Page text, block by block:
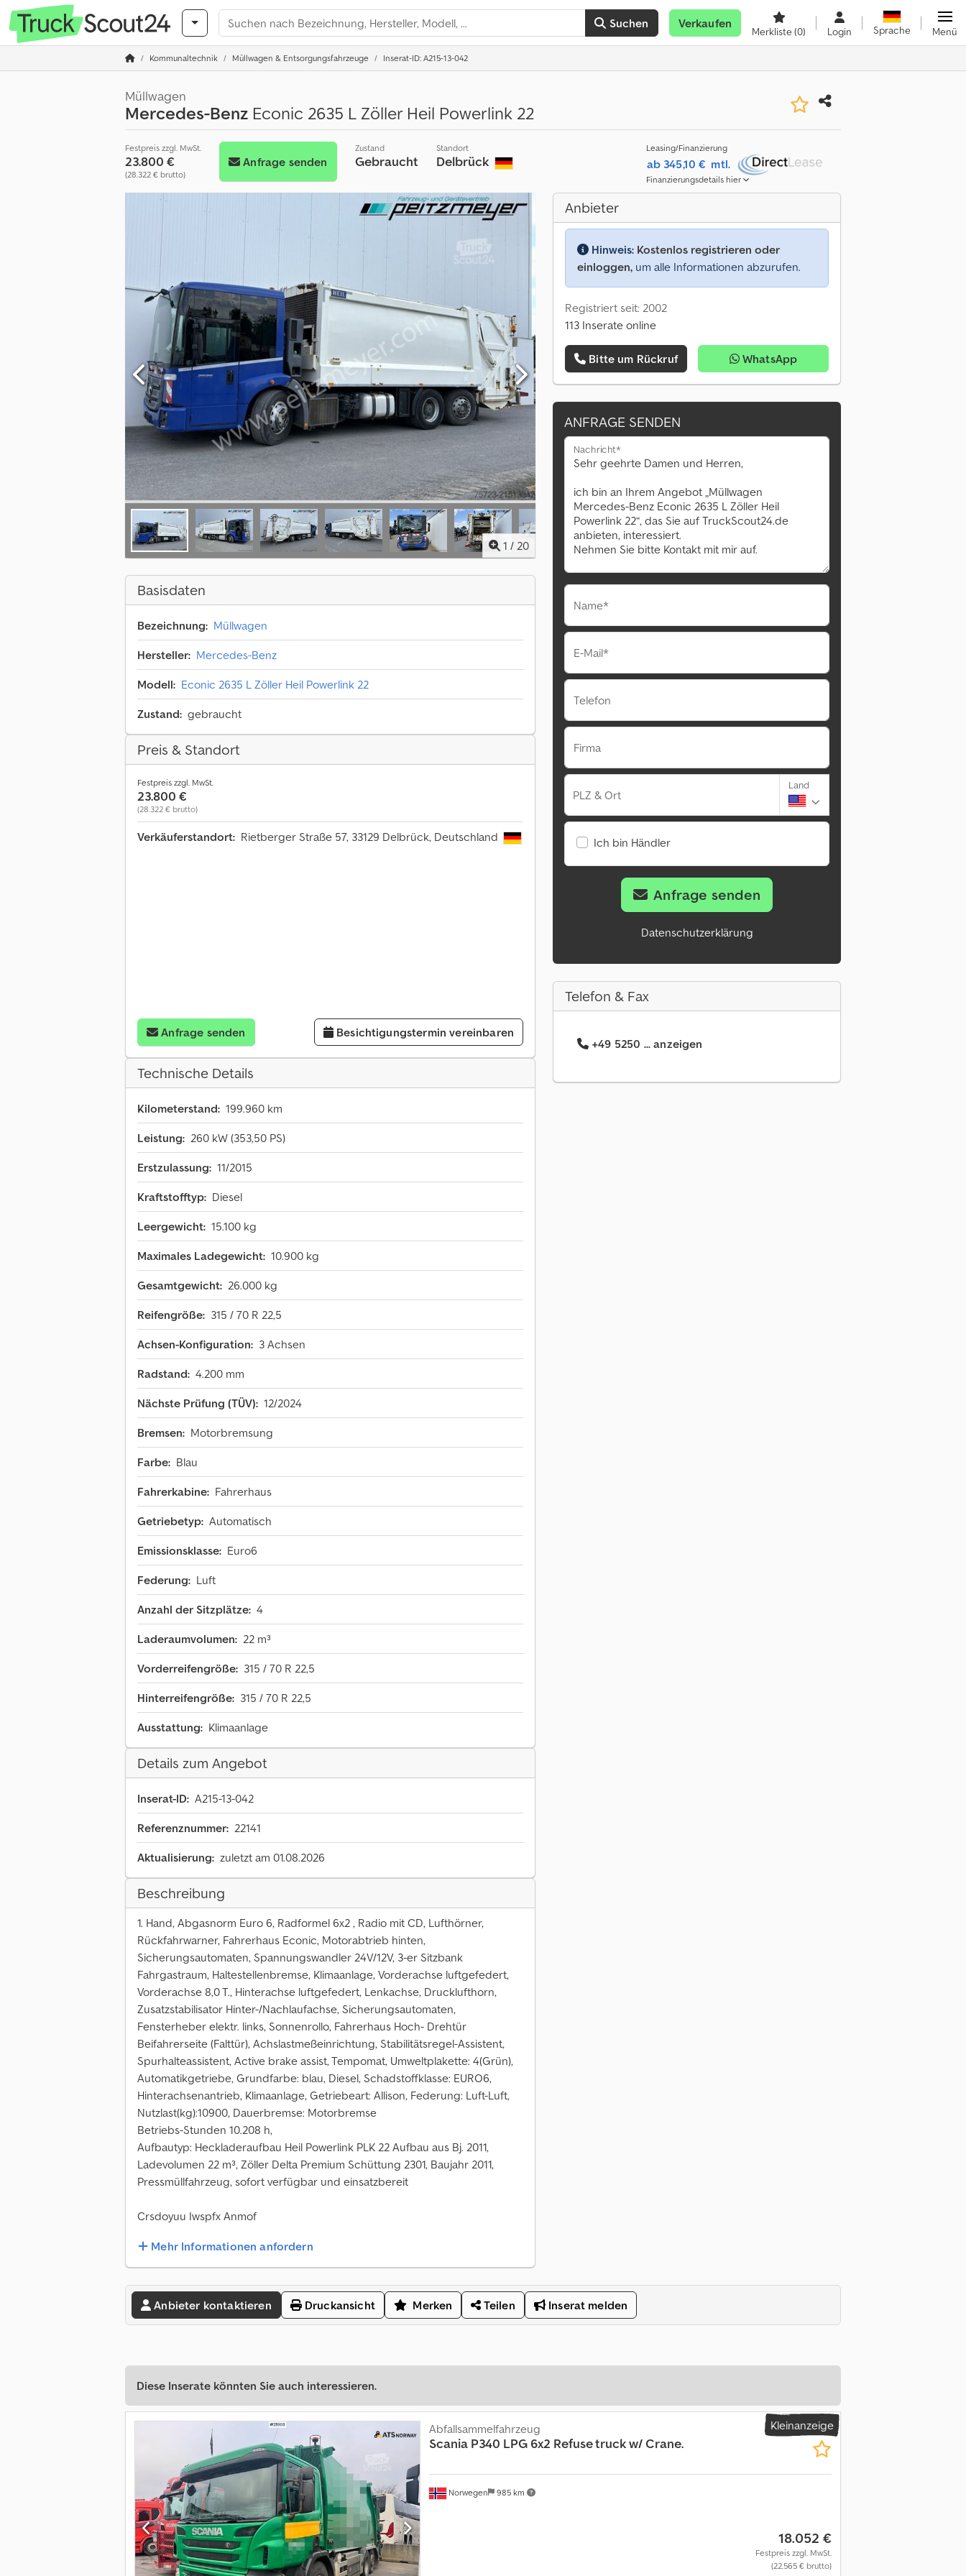
Suchen Verkaufen
Merkliste(0) Login Sprache Menü
Kommunaltechnik Müllwagen & Entsorgungsfahrzeuge Inserat-ID: A215-13-042
Müllwagen
Mercedes-Benz Econic 2635 L Zöller Heil Powerlink 22
Festpreis zzgl. MwSt.
23.800 €
(28.322 € brutto)
Anfrage senden
Zustand
Gebraucht
Standort
Delbrück
Leasing/Finanzierung
ab 345,10 € mtl.
Finanzierungsdetails hier
1 / 20
Basisdaten
Bezeichnung: Müllwagen
Hersteller: Mercedes-Benz
Modell: Econic 2635 L Zöller Heil Powerlink 22
Zustand: gebraucht
Preis & Standort
Festpreis zzgl. MwSt.
23.800 €
(28.322 € brutto)
Verkäuferstandort: Rietberger Straße 57, 33129 Delbrück, Deutschland
Anfrage senden Besichtigungstermin vereinbaren
Technische Details
Kilometerstand: 199.960 km
Leistung: 260 kW (353,50 PS)
Erstzulassung: 11/2015
Kraftstofftyp: Diesel
Leergewicht: 15.100 kg
Maximales Ladegewicht: 10.900 kg
Gesamtgewicht: 26.000 kg
Reifengröße: 315 / 70 R 22,5
Achsen-Konfiguration: 3 Achsen
Radstand: 4.200 mm
Nächste Prüfung (TÜV): 12/2024
Bremsen: Motorbremsung
Farbe: Blau
Fahrerkabine: Fahrerhaus
Getriebetyp: Automatisch
Emissionsklasse: Euro6
Federung: Luft
Anzahl der Sitzplätze: 4
Laderaumvolumen: 22 m³
Vorderreifengröße: 315 / 70 R 22,5
Hinterreifengröße: 315 / 70 R 22,5
Ausstattung: Klimaanlage
Details zum Angebot
Inserat-ID: A215-13-042
Referenznummer: 22141
Aktualisierung: zuletzt am 01.08.2026
Beschreibung
1. Hand, Abgasnorm Euro 6, Radformel 6x2 , Radio mit CD, Lufthörner,
Rückfahrwarner, Fahrerhaus Econic, Motorabtrieb hinten,
Sicherungsautomaten, Spannungswandler 24V/12V, 3-er Sitzbank
Fahrgastraum, Haltestellenbremse, Klimaanlage, Vorderachse luftgefedert,
Vorderachse 8,0 T., Hinterachse luftgefedert, Lenkachse, Drucklufthorn,
Zusatzstabilisator Hinter-/Nachlaufachse, Sicherungsautomaten,
Fensterheber elektr. links, Sonnenrollo, Fahrerhaus Hoch- Drehtür
Beifahrerseite (Falttür), Achslastmeßeinrichtung, Stabilitätsregel-Assistent,
Spurhalteassistent, Active brake assist, Tempomat, Umweltplakette: 4(Grün),
Automatikgetriebe, Grundfarbe: blau, Diesel, Schadstoffklasse: EURO6,
Hinterachsenantrieb, Klimaanlage, Getriebeart: Allison, Federung: Luft-Luft,
Nutzlast(kg):10900, Dauerbremse: Motorbremse
Betriebs-Stunden 10.208 h,
Aufbautyp: Heckladeraufbau Heil Powerlink PLK 22 Aufbau aus Bj. 2011,
Ladevolumen 22 m³, Zöller Delta Premium Schüttung 2301, Baujahr 2011,
Pressmüllfahrzeug, sofort verfügbar und einsatzbereit
Crsdoyuu Iwspfx Anmof
Mehr Informationen anfordern
Anbieter
Hinweis: Kostenlos registrieren oder
einloggen, um alle Informationen abzurufen.
Registriert seit: 2002
113 Inserate online
Bitte um Rückruf WhatsApp
ANFRAGE SENDEN
Nachricht*
Name*
E-Mail*
Telefon
Firma
PLZ & Ort
Land
Ich bin Händler
Anfrage senden
Datenschutzerklärung
Telefon & Fax
+49 5250 ... anzeigen
Anbieter kontaktieren Druckansicht Merken Teilen Inserat melden
Diese Inserate könnten Sie auch interessieren.
Kleinanzeige
Norwegen 985 km
Abfallsammelfahrzeug
Scania P340 LPG 6x2 Refuse truck w/ Crane.
18.052 €
Festpreis zzgl. MwSt.
(22.565 € brutto)